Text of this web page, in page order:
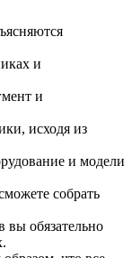
и
и
исходя из
и модели
собрать
обязательно